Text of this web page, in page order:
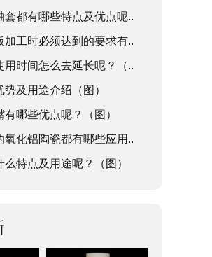
套都有哪些特点及优点呢..
加工时必须达到的要求有..
用时间怎么去延长呢？（..
及用途介绍（图）
哪些优点呢？（图）
氧化铝陶瓷都有哪些应用..
么特点及用途呢？（图）